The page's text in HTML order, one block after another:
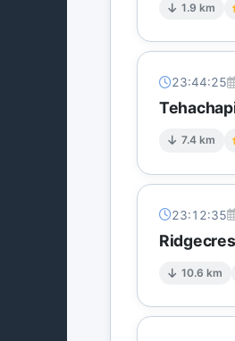
1.9 km
23:44:25
7.4 km
23:12:35
10.6 km